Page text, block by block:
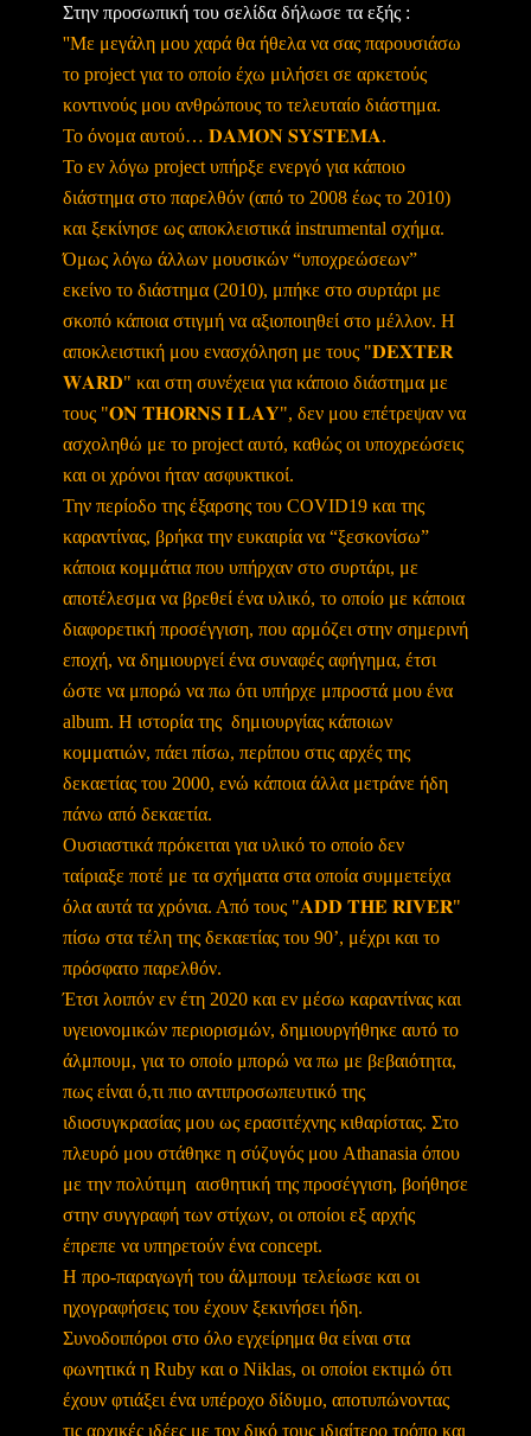
Στην προσωπική του σελίδα δήλωσε τα εξής :
''Με μεγάλη μου χαρά θα ήθελα να σας παρουσιάσω
το project για το οποίο έχω μιλήσει σε αρκετούς
κοντινούς μου ανθρώπους το τελευταίο διάστημα.
Το όνομα αυτού… 𝐃𝐀𝐌𝐎𝐍 𝐒𝐘𝐒𝐓𝐄𝐌𝐀.
Το εν λόγω project υπήρξε ενεργό για κάποιο
διάστημα στο παρελθόν (από το 2008 έως το 2010)
και ξεκίνησε ως αποκλειστικά instrumental σχήμα.
Όμως λόγω άλλων μουσικών “υποχρεώσεων”
εκείνο το διάστημα (2010), μπήκε στο συρτάρι με
σκοπό κάποια στιγμή να αξιοποιηθεί στο μέλλον. Η
αποκλειστική μου ενασχόληση με τους "𝐃𝐄𝐗𝐓𝐄𝐑
𝐖𝐀𝐑𝐃" και στη συνέχεια για κάποιο διάστημα με
τους "𝐎𝐍 𝐓𝐇𝐎𝐑𝐍𝐒 𝐈 𝐋𝐀𝐘", δεν μου επέτρεψαν να
ασχοληθώ με το project αυτό, καθώς οι υποχρεώσεις
και οι χρόνοι ήταν ασφυκτικοί.
Την περίοδο της έξαρσης του COVID19 και της
καραντίνας, βρήκα την ευκαιρία να “ξεσκονίσω”
κάποια κομμάτια που υπήρχαν στο συρτάρι, με
αποτέλεσμα να βρεθεί ένα υλικό, το οποίο με κάποια
διαφορετική προσέγγιση, που αρμόζει στην σημερινή
εποχή, να δημιουργεί ένα συναφές αφήγημα, έτσι
ώστε να μπορώ να πω ότι υπήρχε μπροστά μου ένα
album. Η ιστορία της δημιουργίας κάποιων
κομματιών, πάει πίσω, περίπου στις αρχές της
δεκαετίας του 2000, ενώ κάποια άλλα μετράνε ήδη
πάνω από δεκαετία.
Ουσιαστικά πρόκειται για υλικό το οποίο δεν
ταίριαξε ποτέ με τα σχήματα στα οποία συμμετείχα
όλα αυτά τα χρόνια. Από τους "𝐀𝐃𝐃 𝐓𝐇𝐄 𝐑𝐈𝐕𝐄𝐑"
πίσω στα τέλη της δεκαετίας του 90’, μέχρι και το
πρόσφατο παρελθόν.
Έτσι λοιπόν εν έτη 2020 και εν μέσω καραντίνας και
υγειονομικών περιορισμών, δημιουργήθηκε αυτό το
άλμπουμ, για το οποίο μπορώ να πω με βεβαιότητα,
πως είναι ό,τι πιο αντιπροσωπευτικό της
ιδιοσυγκρασίας μου ως ερασιτέχνης κιθαρίστας. Στο
πλευρό μου στάθηκε η σύζυγός μου Athanasia όπου
με την πολύτιμη αισθητική της προσέγγιση, βοήθησε
στην συγγραφή των στίχων, οι οποίοι εξ αρχής
έπρεπε να υπηρετούν ένα concept.
Η προ-παραγωγή του άλμπουμ τελείωσε και οι
ηχογραφήσεις του έχουν ξεκινήσει ήδη.
Συνοδοιπόροι στο όλο εγχείρημα θα είναι στα
φωνητικά η Ruby και ο Niklas, οι οποίοι εκτιμώ ότι
έχουν φτιάξει ένα υπέροχο δίδυμο, αποτυπώνοντας
τις αρχικές ιδέες με τον δικό τους ιδιαίτερο τρόπο και